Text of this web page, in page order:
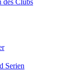
Clubs
Serien